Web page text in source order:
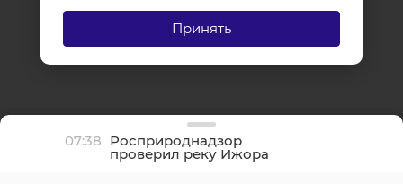
07:38 Росприроднадзор
проверил реку Ижора
после жалоб жителей
Принять